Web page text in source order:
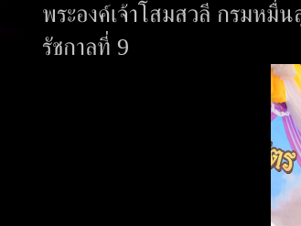
พระองค์เจ้าโสมสวลี กรมหมื่
รัชกาลที่ 9